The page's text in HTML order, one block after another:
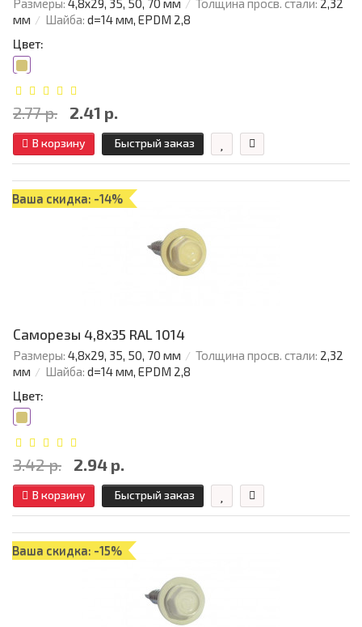
Размеры: 4,8х29, 35, 50, 70 мм Толщина просв. стали: 2,32
мм
Шайба: d=14 мм, EPDM 2,8
Цвет:
2.77 р. 2.41 р.
В корзину Быстрый заказ
Ваша скидка: -14%
Саморезы 4,8х35 RAL 1014
Размеры: 4,8х29, 35, 50, 70 мм Толщина просв. стали: 2,32
мм
Шайба: d=14 мм, EPDM 2,8
Цвет:
3.42 р. 2.94 р.
В корзину Быстрый заказ
Ваша скидка: -15%